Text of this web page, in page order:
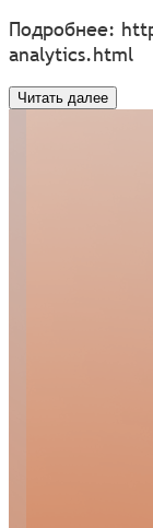
Подробнее:
analytics.html
Читать далее